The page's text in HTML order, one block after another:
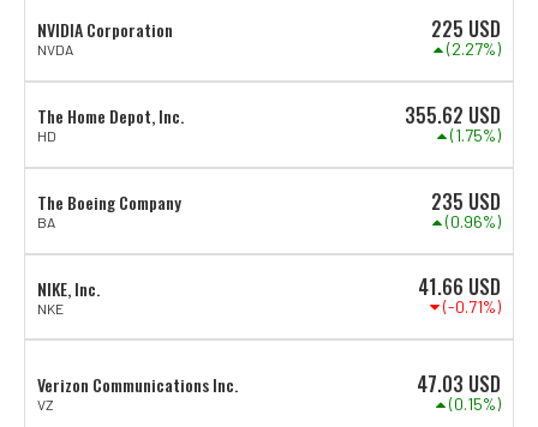
NVIDIA Corporation
NVDA
225 USD
(2.27%)
The Home Depot, Inc.
HD
355.62 USD
(1.75%)
The Boeing Company
BA
235 USD
(0.96%)
NIKE, Inc.
NKE
41.66 USD
(-0.71%)
Verizon Communications Inc.
VZ
47.03 USD
(0.15%)